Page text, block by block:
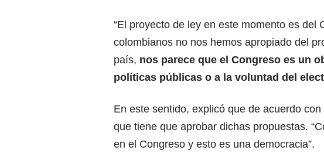
“El proyecto de ley en este momento es del
colombianos no nos hemos apropiado del
país, nos parece que el Congreso es un
políticas públicas o a la voluntad del
En este sentido, explicó que de acuerdo
que tiene que aprobar dichas propuestas.
en el Congreso y esto es una democracia”.